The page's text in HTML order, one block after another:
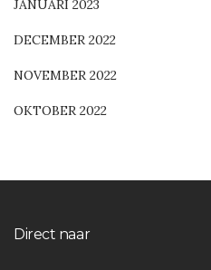
JANUARI 2023
DECEMBER 2022
NOVEMBER 2022
OKTOBER 2022
Direct naar